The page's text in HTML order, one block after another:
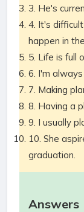
3. He's
4. It's
happen in
5. Life is full
6. I'm
7. Making
8. Having a
9. I usually
10. She
graduation.
Answers